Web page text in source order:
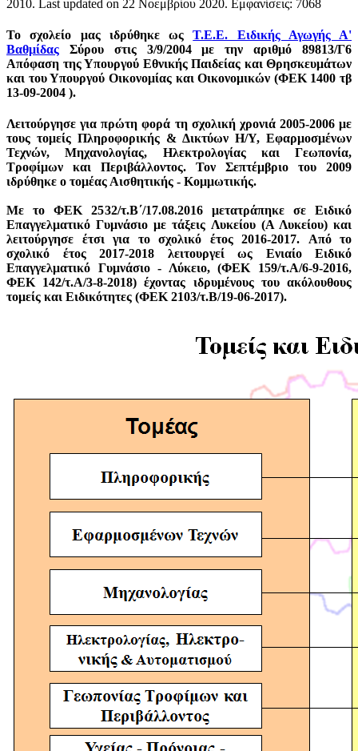
2010. Last updated on 22 Νοεμβρίου 2020. Εμφανίσεις: 7068
To σχολείο μας ιδρύθηκε ωςΤ.Ε.Ε. Ειδικής Αγωγής Α'
Βαθμίδας Σύρου στις 3/9/2004 με την αριθμό 89813/Γ6
Απόφαση της Υπουργού Εθνικής Παιδείας και Θρησκευμάτων
και του Υπουργού Οικονομίας και Οικονομικών (ΦΕΚ 1400 τβ
13-09-2004 ).
Λειτούργησε για πρώτη φορά τη σχολική χρονιά 2005-2006 με
τους τομείς Πληροφορικής & Δικτύων Η/Υ, Εφαρμοσμένων
Τεχνών, Μηχανολογίας, Ηλεκτρολογίας και Γεωπονία,
Τροφίμων και Περιβάλλοντος. Τον Σεπτέμβριο του 2009
ιδρύθηκε ο τομέας Αισθητικής - Κομμωτικής.
Με το ΦΕΚ 2532/τ.Β΄/17.08.2016 μετατράπηκε σε Ειδικό
Επαγγελματικό Γυμνάσιο με τάξεις Λυκείου (Α Λυκείου) και
λειτούργησε έτσι για το σχολικό έτος 2016-2017. Από το
σχολικό έτος 2017-2018 λειτουργεί ως Ενιαίο Ειδικό
Επαγγελματικό Γυμνάσιο - Λύκειο, (ΦΕΚ 159/τ.Α/6-9-2016,
ΦΕΚ 142/τ.Α/3-8-2018) έχοντας ιδρυμένους του ακόλουθους
τομείς και Ειδικότητες (ΦΕΚ 2103/τ.Β/19-06-2017).